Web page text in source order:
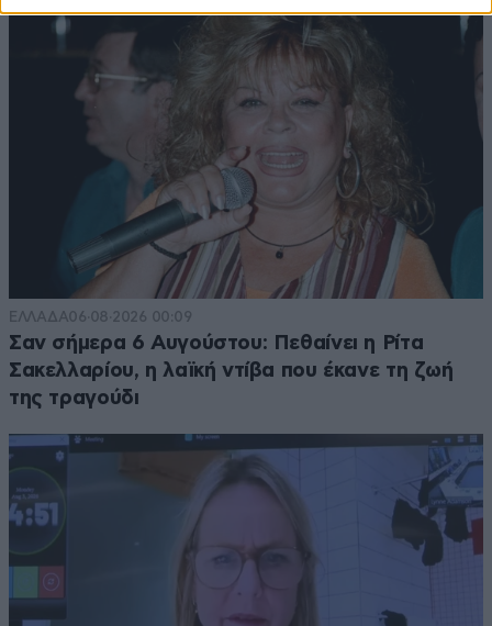
ΕΛΛΑΔΑ06·08·2026 00:09
Σαν σήμερα 6 Αυγούστου: Πεθαίνει η Ρίτα
Σακελλαρίου, η λαϊκή ντίβα που έκανε τη ζωή
της τραγούδι